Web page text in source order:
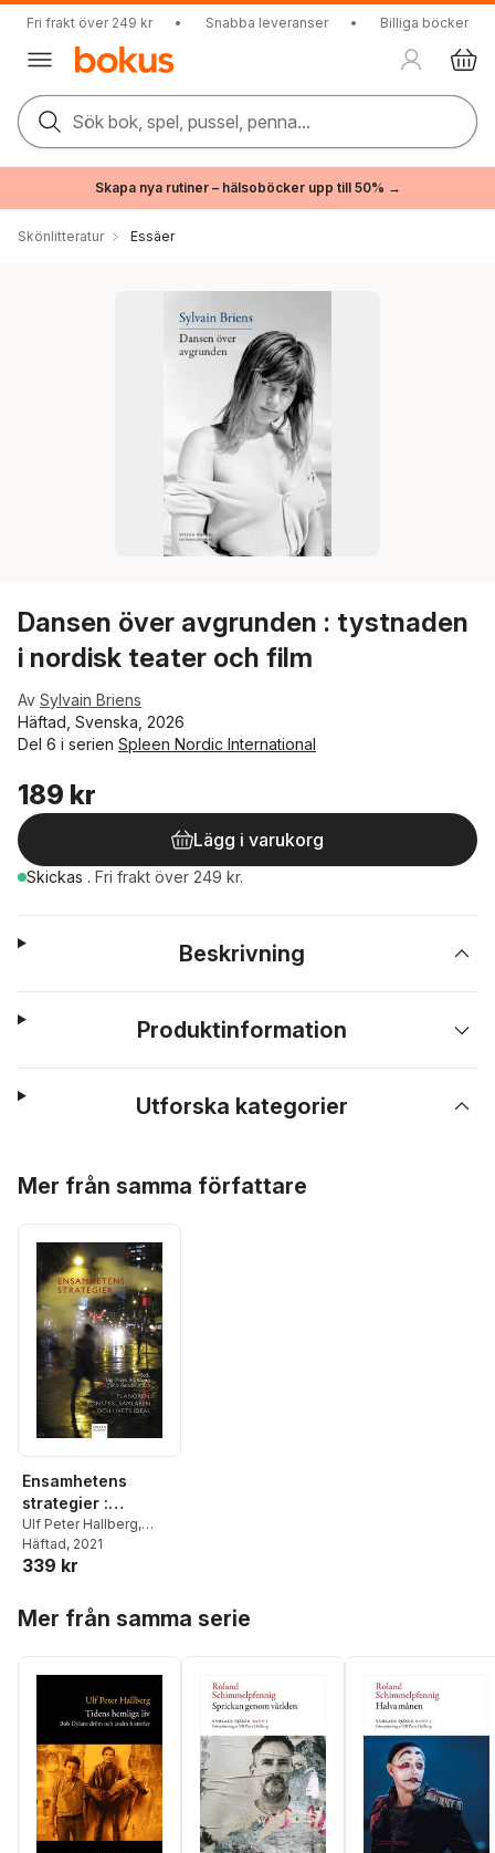
Fri frakt över 249 kr • Snabba leveranser • Billiga böcker
Sök bok, spel, pussel, penna...
Skapa nya rutiner – hälsoböcker upp till 50% →
Skönlitteratur Essäer
Dansen över avgrunden : tystnaden
i nordisk teater och film
Av Sylvain Briens
Häftad, Svenska, 2026
Del 6 i serien Spleen Nordic International
189 kr
Lägg i varukorg
Skickas . Fri frakt över 249 kr.
Beskrivning
Produktinformation
Utforska kategorier
Mer från samma författare
Ensamhetens
strategier :
flanören, konsten,
samlaren och livets
ideal
Ulf Peter Hallberg,
Erland Anderson
Baroni,Alma Braškyte
Sara Broos
Ingrid Cassady,
Predrag Crnkovic
J.H. Engström
Per Engström,Alain
Gnaedig,Marta
Herzbruch ,Michael
Hoff,Reinhard Jirgl,
Klaus-Jürgen Liedtke
Peter Luthersson,
Claudio Magris,Karin
Häftad, 2021
339 kr
Mer från samma serie